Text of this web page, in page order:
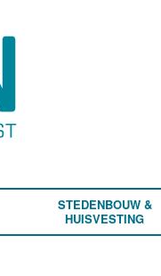
STEDENBOUW &
HUISVESTING